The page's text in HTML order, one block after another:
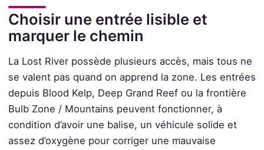
Choisir une entrée lisible et
marquer le chemin
La Lost River possède plusieurs accès, mais tous ne
se valent pas quand on apprend la zone. Les entrées
depuis Blood Kelp, Deep Grand Reef ou la frontière
Bulb Zone / Mountains peuvent fonctionner, à
condition d’avoir une balise, un véhicule solide et
assez d’oxygène pour corriger une mauvaise